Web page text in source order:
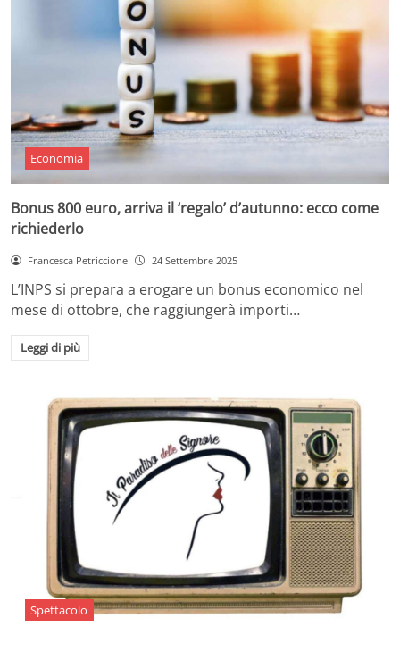
Economia
Bonus 800 euro, arriva il ‘regalo’ d’autunno: ecco come
richiederlo
Francesca Petriccione 24 Settembre 2025
L’INPS si prepara a erogare un bonus economico nel
mese di ottobre, che raggiungerà importi…
Leggi di più
Spettacolo